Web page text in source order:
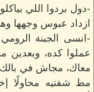
-دول بردوا اللي
ازداد عبوس وجهها
-انسى الجبنة
عملوا كده، وبعدين
معاك، مجاش في
مط شفتيه محاولًا